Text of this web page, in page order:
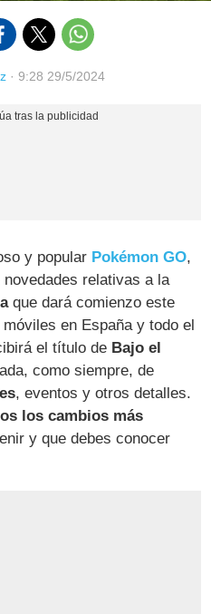
· 9:28 29/5/2024
y popular Pokémon GO,
relativas a la
que dará comienzo este
en España y todo el
el título de Bajo el
como siempre, de
, eventos y otros detalles.
los cambios más
y que debes conocer